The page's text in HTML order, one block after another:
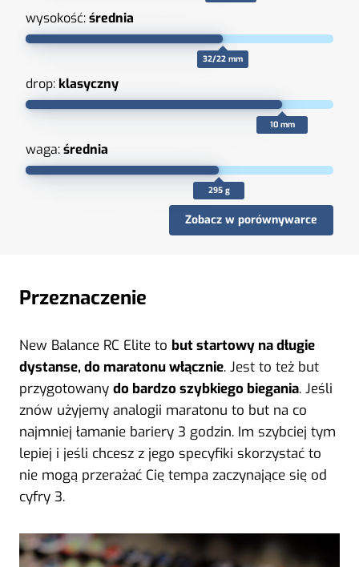
wysokość:średnia
32/22 mm
drop: klasyczny
10 mm
waga:średnia
295 g
Zobacz w porównywarce
Przeznaczenie
New Balance RC Elite to but startowy na długie
dystanse, do maratonu włącznie. Jest to też but
przygotowany do bardzo szybkiego biegania. Jeśli
znów użyjemy analogii maratonu to but na co
najmniej łamanie bariery 3 godzin. Im szybciej tym
lepiej i jeśli chcesz z jego specyfiki skorzystać to
nie mogą przerażać Cię tempa zaczynające się od
cyfry 3.